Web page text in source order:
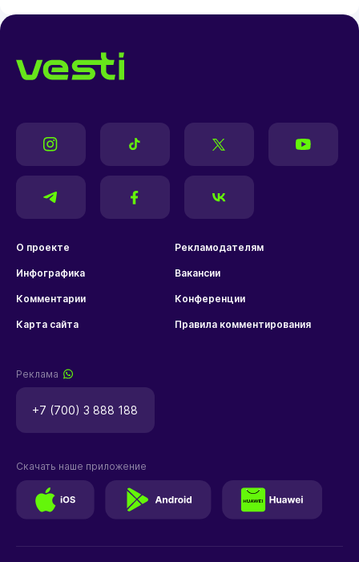
О проекте Рекламодателям
Инфографика Вакансии
Комментарии Конференции
Карта сайта Правила комментирования
Реклама
+7 (700) 3 888 188
Скачать наше приложение